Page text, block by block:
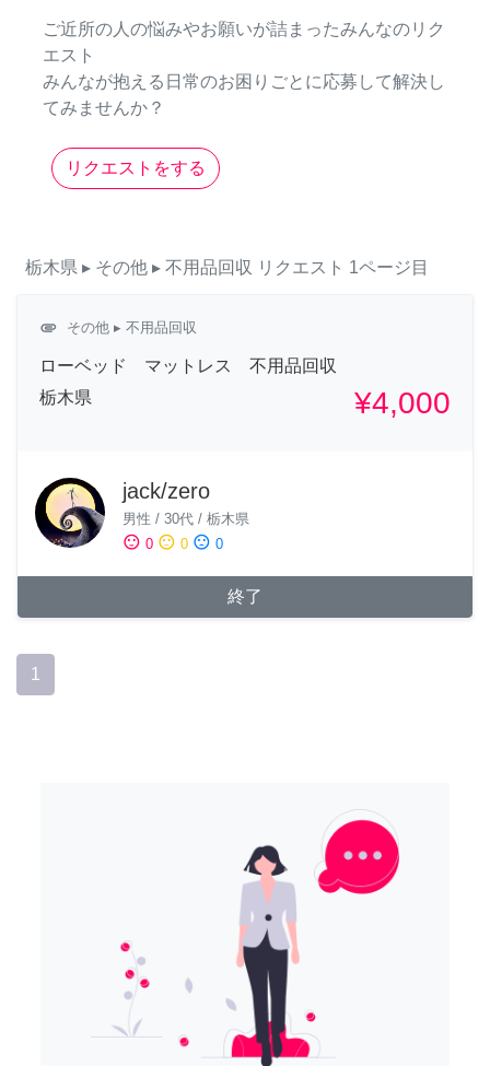
ご近所の人の悩みやお願いが詰まったみんなのリク
エスト
みんなが抱える日常のお困りごとに応募して解決し
てみませんか？
リクエストをする
栃木県 ▸ その他 ▸ 不用品回収 リクエスト 1ページ目
attachment その他 ▸ 不用品回収
ローベッド マットレス 不用品回収
栃木県
¥4,000
jack/zero
男性 / 30代 / 栃木県
sentiment_satisfied 0 sentiment_neutral 0 sentiment_dissatisfied 0
終了
1